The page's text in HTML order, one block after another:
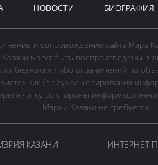
НОВОСТИ БИОГРАФИЯ
и сопровождение сайта Мэра
Казани могут быть воспроизведены
без каких-либо ограничений по
(в случае копирования
со стороны
Мэрии Казани не требуется.
КАЗАНИ ИНТЕРНЕТ-